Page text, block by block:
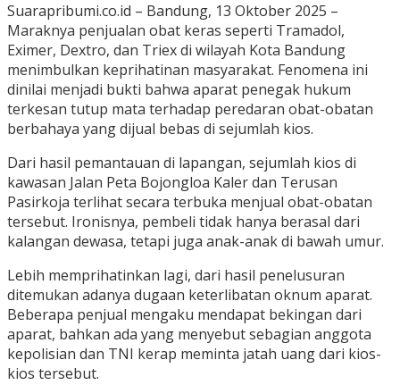
Suarapribumi.co.id – Bandung, 13 Oktober 2025 –
Maraknya penjualan obat keras seperti Tramadol,
Eximer, Dextro, dan Triex di wilayah Kota Bandung
menimbulkan keprihatinan masyarakat. Fenomena ini
dinilai menjadi bukti bahwa aparat penegak hukum
terkesan tutup mata terhadap peredaran obat-obatan
berbahaya yang dijual bebas di sejumlah kios.
Dari hasil pemantauan di lapangan, sejumlah kios di
kawasan Jalan Peta Bojongloa Kaler dan Terusan
Pasirkoja terlihat secara terbuka menjual obat-obatan
tersebut. Ironisnya, pembeli tidak hanya berasal dari
kalangan dewasa, tetapi juga anak-anak di bawah umur.
Lebih memprihatinkan lagi, dari hasil penelusuran
ditemukan adanya dugaan keterlibatan oknum aparat.
Beberapa penjual mengaku mendapat bekingan dari
aparat, bahkan ada yang menyebut sebagian anggota
kepolisian dan TNI kerap meminta jatah uang dari kios-
kios tersebut.